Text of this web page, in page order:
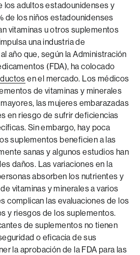
los adultos estadounidenses y
de los niños estadounidenses
vitaminas u otros suplementos
una industria de
año que, según la Administración
(FDA), ha colocado
en el mercado. Los médicos
de vitaminas y minerales
las mujeres embarazadas
en riesgo de sufrir deficiencias
Sin embargo, hay poca
suplementos beneficien a las
sanas y algunos estudios han
daños. Las variaciones en la
absorben los nutrientes y
vitaminas y minerales a varios
complican las evaluaciones de los
y riesgos de los suplementos.
de suplementos no tienen
o eficacia de sus
la aprobación de la FDA para las